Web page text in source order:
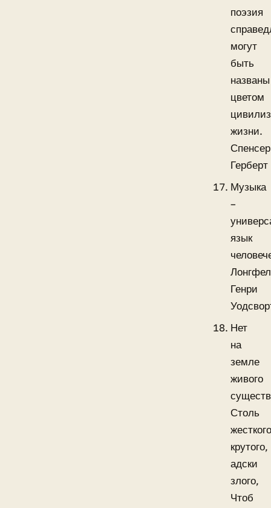
поэзия
могут
быть
названы
цветом
жизни.
Спенсер
Герберт
Музыка
–
язык
Генри
Нет
на
земле
живого
Столь
крутого,
адски
злого,
Чтоб